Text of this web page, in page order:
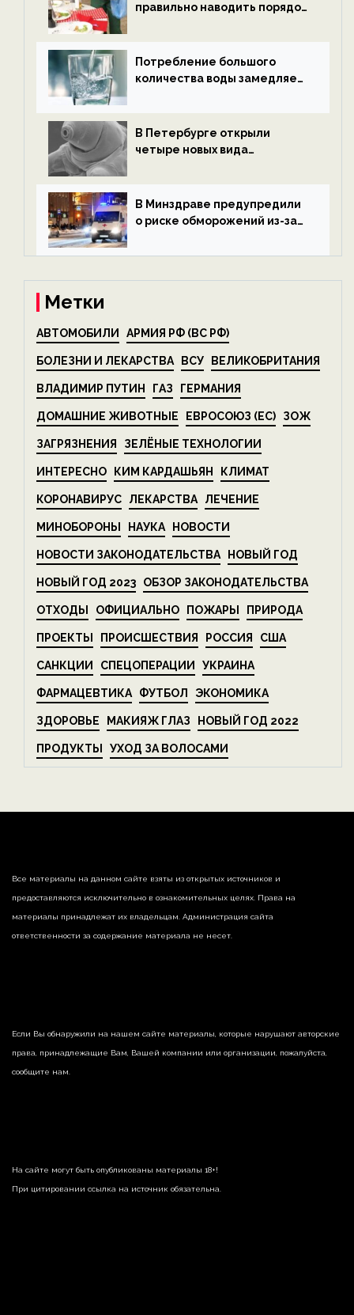
правильно наводить порядок
Потребление большого
количества воды замедляет
В Петербурге открыли
четыре новых вида
экологии на ECOportal
В Минздраве предупредили
о риске обморожений из-за
на ECOportal
Метки
АВТОМОБИЛИ АРМИЯ РФ (ВС РФ)
БОЛЕЗНИ И ЛЕКАРСТВА ВСУ ВЕЛИКОБРИТАНИЯ
ВЛАДИМИР ПУТИН ГАЗ ГЕРМАНИЯ
ДОМАШНИЕ ЖИВОТНЫЕ ЕВРОСОЮЗ (ЕС) ЗОЖ
ЗАГРЯЗНЕНИЯ ЗЕЛЁНЫЕ ТЕХНОЛОГИИ
ИНТЕРЕСНО КИМ КАРДАШЬЯН КЛИМАТ
КОРОНАВИРУС ЛЕКАРСТВА ЛЕЧЕНИЕ
МИНОБОРОНЫ НАУКА НОВОСТИ
НОВОСТИ ЗАКОНОДАТЕЛЬСТВА НОВЫЙ ГОД
НОВЫЙ ГОД 2023 ОБЗОР ЗАКОНОДАТЕЛЬСТВА
ОТХОДЫ ОФИЦИАЛЬНО ПОЖАРЫ ПРИРОДА
ПРОЕКТЫ ПРОИСШЕСТВИЯ РОССИЯ США
САНКЦИИ СПЕЦОПЕРАЦИИ УКРАИНА
ФАРМАЦЕВТИКА ФУТБОЛ ЭКОНОМИКА
ЗДОРОВЬЕ МАКИЯЖ ГЛАЗ НОВЫЙ ГОД 2022
ПРОДУКТЫ УХОД ЗА ВОЛОСАМИ
Все материалы на данном сайте взяты из открытых источников и
предоставляются исключительно в ознакомительных целях. Права на
материалы принадлежат их владельцам. Администрация сайта
ответственности за содержание материала не несет.
Если Вы обнаружили на нашем сайте материалы, которые нарушают авторские
права, принадлежащие Вам, Вашей компании или организации, пожалуйста,
сообщите нам.
На сайте могут быть опубликованы материалы 18+!
При цитировании ссылка на источник обязательна.